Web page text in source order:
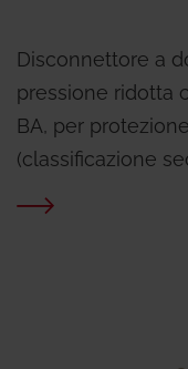
Disconnettore a
pressione ridotta
BA, per
(classificazione